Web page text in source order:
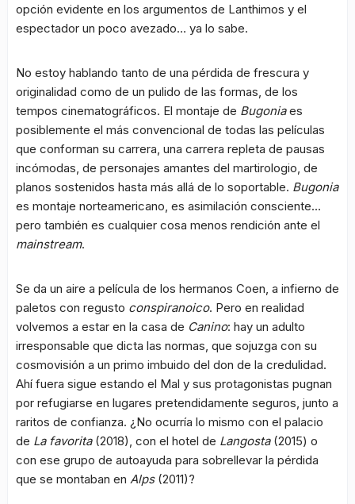
opción evidente en los argumentos de Lanthimos y el
espectador un poco avezado… ya lo sabe.
No estoy hablando tanto de una pérdida de frescura y
originalidad como de un pulido de las formas, de los
tempos cinematográficos. El montaje de Bugoniaes
posiblemente el más convencional de todas las películas
que conforman su carrera, una carrera repleta de pausas
incómodas, de personajes amantes del martirologio, de
planos sostenidos hasta más allá de lo soportable. Bugonia
es montaje norteamericano, es asimilación consciente…
pero también es cualquier cosa menos rendición ante el
mainstream.
Se da un aire a película de los hermanos Coen, a infierno de
paletos con regusto conspiranoico. Pero en realidad
volvemos a estar en la casa de Canino: hay un adulto
irresponsable que dicta las normas, que sojuzga con su
cosmovisión a un primo imbuido del don de la credulidad.
Ahí fuera sigue estando el Mal y sus protagonistas pugnan
por refugiarse en lugares pretendidamente seguros, junto a
raritos de confianza. ¿No ocurría lo mismo con el palacio
de La favorita(2018), con el hotel de Langosta(2015) o
con ese grupo de autoayuda para sobrellevar la pérdida
que se montaban en Alps(2011)?